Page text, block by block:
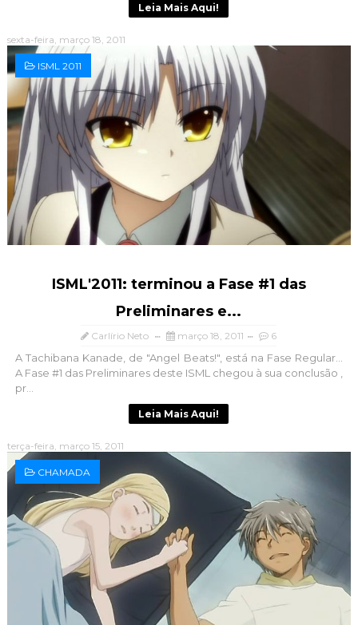
Leia Mais Aqui!
sexta-feira, março 18, 2011
ISML 2011
ISML'2011: terminou a Fase #1 das
Preliminares e...
Carlírio Neto março 18, 2011 6
A Tachibana Kanade, de "Angel Beats!", está na Fase Regular...
A Fase #1 das Preliminares deste ISML chegou à sua conclusão ,
pr...
Leia Mais Aqui!
terça-feira, março 15, 2011
CHAMADA